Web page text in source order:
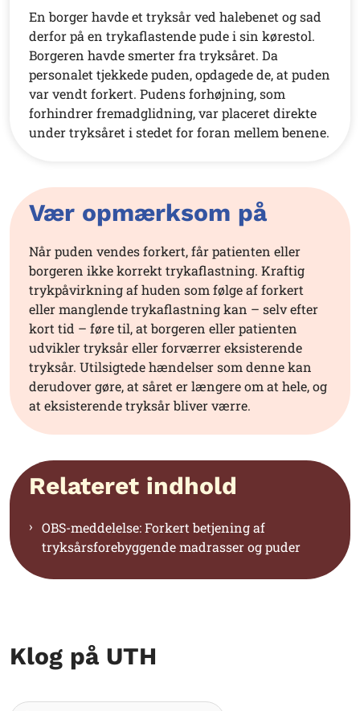
En borger havde et tryksår ved halebenet og sad
derfor på en trykaflastende pude i sin kørestol.
Borgeren havde smerter fra tryksåret. Da
personalet tjekkede puden, opdagede de, at puden
var vendt forkert. Pudens forhøjning, som
forhindrer fremadglidning, var placeret direkte
under tryksåret i stedet for foran mellem benene.
Vær opmærksom på
Når puden vendes forkert, får patienten eller
borgeren ikke korrekt trykaflastning. Kraftig
trykpåvirkning af huden som følge af forkert
eller manglende trykaflastning kan – selv efter
kort tid – føre til, at borgeren eller patienten
udvikler tryksår eller forværrer eksisterende
tryksår. Utilsigtede hændelser som denne kan
derudover gøre, at såret er længere om at hele, og
at eksisterende tryksår bliver værre.
Relateret indhold
OBS-meddelelse: Forkert betjening af
tryksårsforebyggende madrasser og puder
Klog på UTH